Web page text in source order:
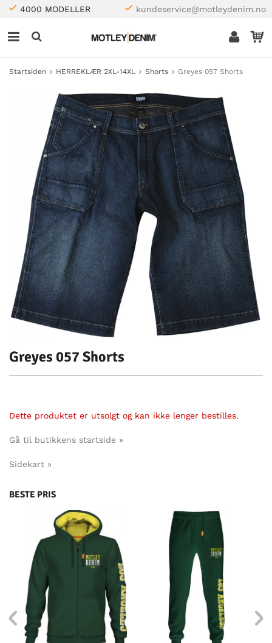
4000 MODELLER kundeservice@motleydenim.no
Startsiden HERREKLÆR 2XL-14XL Shorts Greyes 057 Shorts
Greyes 057 Shorts
Dette produktet er utsolgt og kan ikke lenger bestilles.
Gå til butikkens startside »
Sidekart »
BESTE PRIS